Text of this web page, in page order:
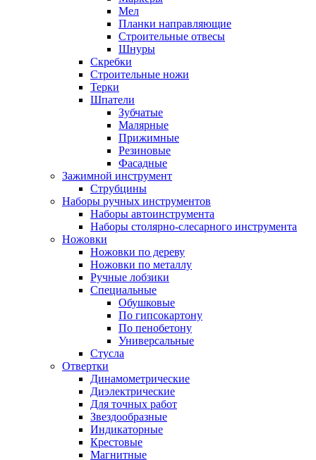
Мел
Планки направляющие
Строительные отвесы
Шнуры
Скребки
Строительные ножи
Терки
Шпатели
Зубчатые
Малярные
Прижимные
Резиновые
Фасадные
Зажимной инструмент
Струбцины
Наборы ручных инструментов
Наборы автоинструмента
Наборы столярно-слесарного инструмента
Ножовки
Ножовки по дереву
Ножовки по металлу
Ручные лобзики
Специальные
Обушковые
По гипсокартону
По пенобетону
Универсальные
Стусла
Отвертки
Динамометрические
Диэлектрические
Для точных работ
Звездообразные
Индикаторные
Крестовые
Магнитные